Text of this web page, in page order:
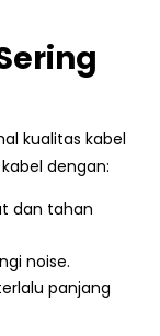
kualitas kabel
dengan:
dan tahan
noise.
panjang